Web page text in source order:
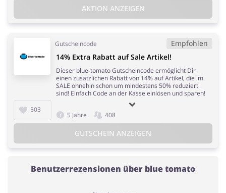
AKTION ANZEIGEN
Gutscheincode Empfohlen
503
14% Extra Rabatt auf Sale Artikel!
Dieser blue-tomato Gutscheincode ermöglicht Dir
einen zusätzlichen Rabatt von 14% auf Artikel, die im
SALE ohnehin schon um mindestens 50% reduziert
sind! Einfach Code an der Kasse einlösen und sparen!
5 Jahre 408
GUTSCHEIN ANZEIGEN
Benutzerrezensionen über blue tomato